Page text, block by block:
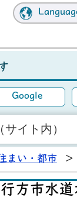
Google
まい・都市 >
方市水道